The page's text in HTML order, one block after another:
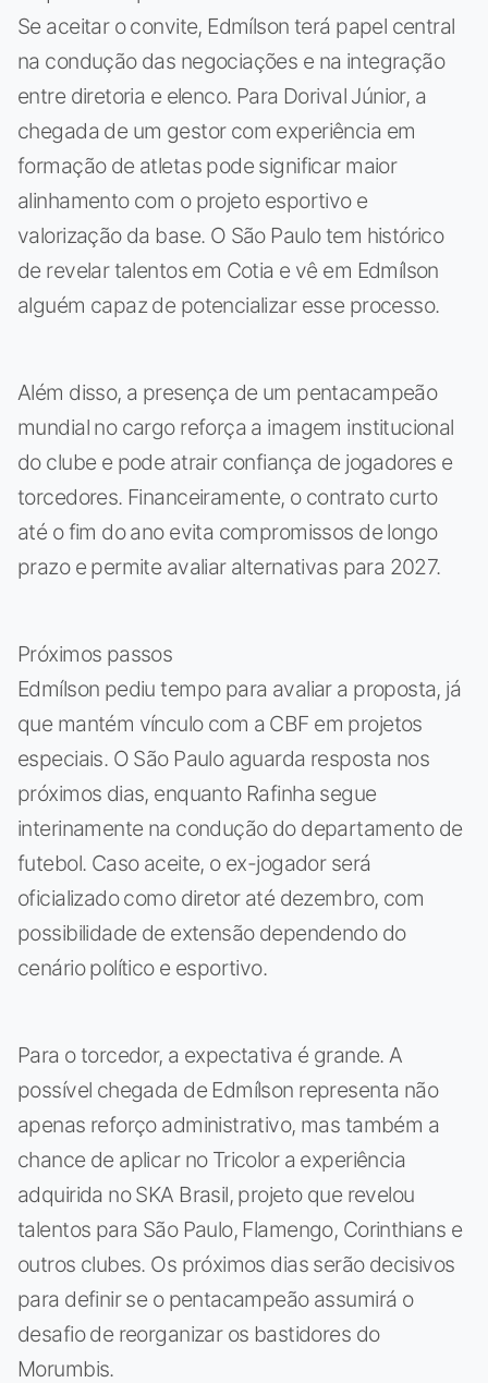
Se aceitar o convite, Edmílson terá papel central
na condução das negociações e na integração
entre diretoria e elenco. Para Dorival Júnior, a
chegada de um gestor com experiência em
formação de atletas pode significar maior
alinhamento com o projeto esportivo e
valorização da base. O São Paulo tem histórico
de revelar talentos em Cotia e vê em Edmílson
alguém capaz de potencializar esse processo.
Além disso, a presença de um pentacampeão
mundial no cargo reforça a imagem institucional
do clube e pode atrair confiança de jogadores e
torcedores. Financeiramente, o contrato curto
até o fim do ano evita compromissos de longo
prazo e permite avaliar alternativas para 2027.
Próximos passos
Edmílson pediu tempo para avaliar a proposta, já
que mantém vínculo com a CBF em projetos
especiais. O São Paulo aguarda resposta nos
próximos dias, enquanto Rafinha segue
interinamente na condução do departamento de
futebol. Caso aceite, o ex-jogador será
oficializado como diretor até dezembro, com
possibilidade de extensão dependendo do
cenário político e esportivo.
Para o torcedor, a expectativa é grande. A
possível chegada de Edmílson representa não
apenas reforço administrativo, mas também a
chance de aplicar no Tricolor a experiência
adquirida no SKA Brasil, projeto que revelou
talentos para São Paulo, Flamengo, Corinthians e
outros clubes. Os próximos dias serão decisivos
para definir se o pentacampeão assumirá o
desafio de reorganizar os bastidores do
Morumbis.